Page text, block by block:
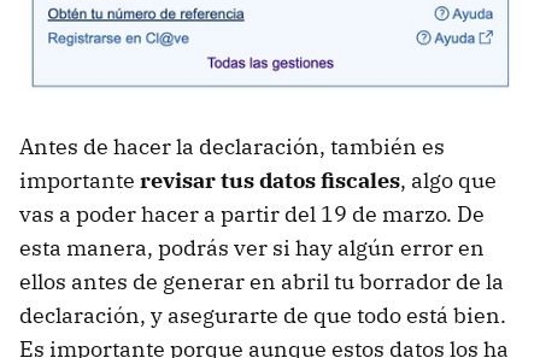
Antes de hacer la declaración, también es
importante revisar tus datos fiscales, algo que
vas a poder hacer a partir del 19 de marzo. De
esta manera, podrás ver si hay algún error en
ellos antes de generar en abril tu borrador de la
declaración, y asegurarte de que todo está bien.
Es importante porque aunque estos datos los ha